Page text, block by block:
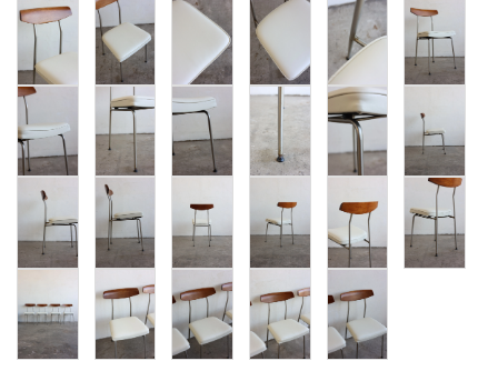
アフターケア
メンテナンスについて
ギャラリー・シーン
納品事例
エキシビジョン・展示会
INFORMATION